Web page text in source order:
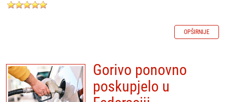
OPŠIRNIJE
Gorivo ponovno
poskupjelo u